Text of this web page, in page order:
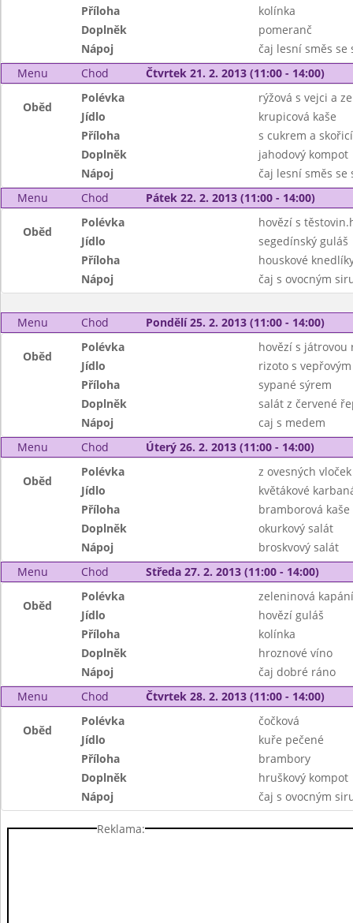
Příloha
kolínka
Doplněk
pomeranč
Nápoj
čaj lesní směs se
Menu
Chod Čtvrtek 21. 2. 2013 (11:00 - 14:00)
Oběd
Polévka
rýžová s vejci a
Jídlo
krupicová kaše
Příloha
s cukrem a skořicí
Doplněk
jahodový kompot
Nápoj
čaj lesní směs se
Menu
Chod Pátek 22. 2. 2013 (11:00 - 14:00)
Oběd
Polévka
hovězí s
Jídlo
segedínský guláš
Příloha
houskové
Nápoj
čaj s ovocným
Menu Chod Pondělí 25. 2. 2013 (11:00 - 14:00)
Oběd
Polévka
hovězí s játrovou
Jídlo
rizoto s
Příloha
sypané sýrem
Doplněk
salát z červené
Nápoj
caj s medem
Menu
Chod Úterý 26. 2. 2013 (11:00 - 14:00)
Oběd
Polévka
z ovesných vloček
Jídlo
květákové
Příloha
bramborová kaše
Doplněk
okurkový salát
Nápoj
broskvový salát
Menu
Chod Středa 27. 2. 2013 (11:00 - 14:00)
Oběd
Polévka
zeleninová
Jídlo
hovězí guláš
Příloha
kolínka
Doplněk
hroznové víno
Nápoj
čaj dobré ráno
Menu
Chod Čtvrtek 28. 2. 2013 (11:00 - 14:00)
Oběd
Polévka
čočková
Jídlo
kuře pečené
Příloha
brambory
Doplněk
hruškový kompot
Nápoj
čaj s ovocným
Reklama: